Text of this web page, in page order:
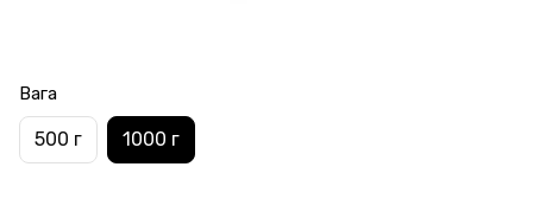
Вага
500 г 1000 г